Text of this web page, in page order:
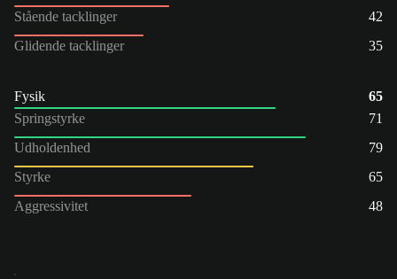
Stående tacklinger
42
Glidende tacklinger
35
Fysik
65
Springstyrke
71
Udholdenhed
79
Styrke
65
Aggressivitet
48